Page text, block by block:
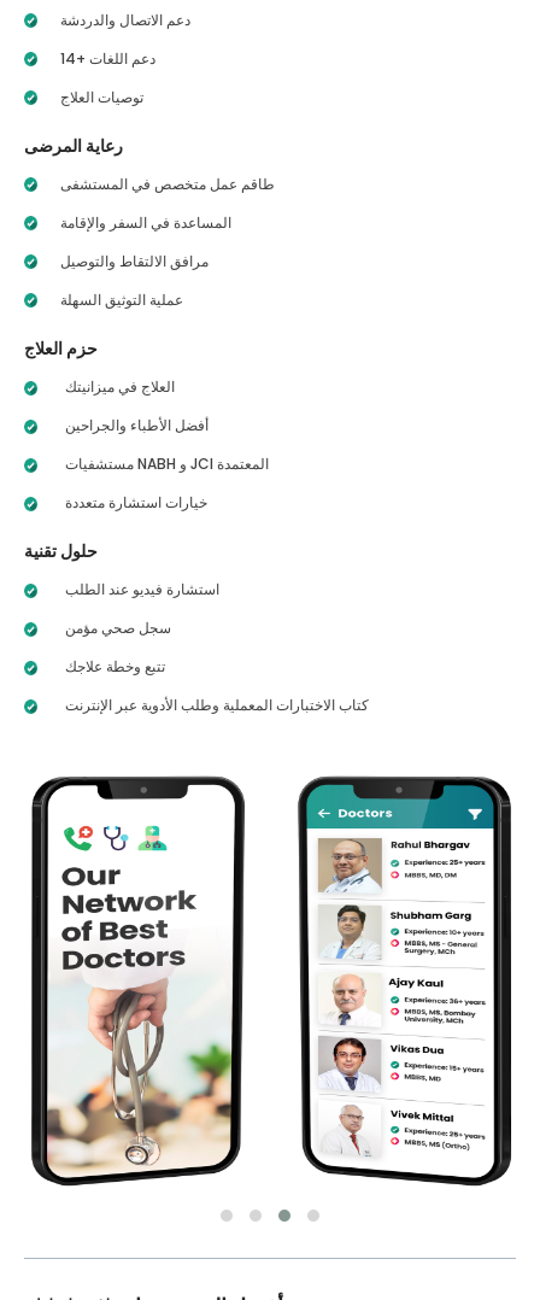
دعم الاتصال والدردشة
14+ دعم اللغات
توصيات العلاج
رعاية المرضى
طاقم عمل متخصص في المستشفى
المساعدة في السفر والإقامة
مرافق الالتقاط والتوصيل
عملية التوثيق السهلة
حزم العلاج
العلاج في ميزانيتك
أفضل الأطباء والجراحين
مستشفيات NABH و JCI المعتمدة
خيارات استشارة متعددة
حلول تقنية
استشارة فيديو عند الطلب
سجل صحي مؤمن
تتبع وخطة علاجك
كتاب الاختبارات المعملية وطلب الأدوية عبر الإنترنت